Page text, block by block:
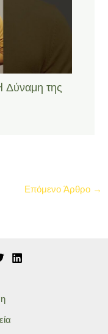
Δύναμη της
Επόμενο Άρθρο →